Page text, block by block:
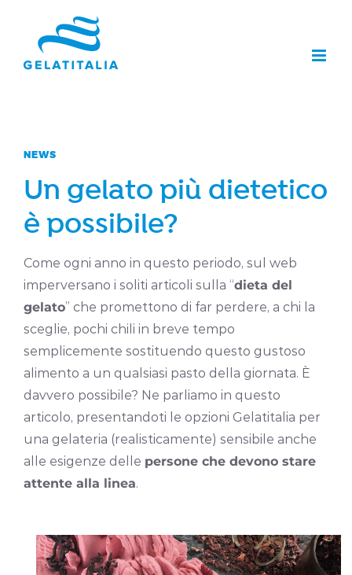
contenuto
NEWS
Un gelato più dietetico
è possibile?
Come ogni anno in questo periodo, sul web
imperversano i soliti articoli sulla “dieta del
gelato” che promettono di far perdere, a chi la
sceglie, pochi chili in breve tempo
semplicemente sostituendo questo gustoso
alimento a un qualsiasi pasto della giornata. È
davvero possibile? Ne parliamo in questo
articolo, presentandoti le opzioni Gelatitalia per
una gelateria (realisticamente) sensibile anche
alle esigenze delle persone che devono stare
attente alla linea.